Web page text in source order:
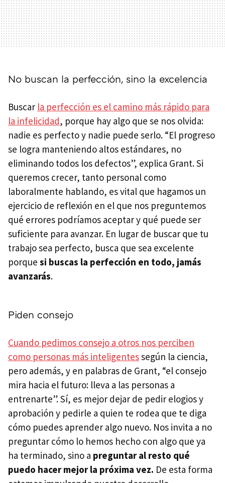
No buscan la perfección, sino la excelencia
Buscar la perfección es el camino más rápido para
la infelicidad, porque hay algo que se nos olvida:
nadie es perfecto y nadie puede serlo. “El progreso
se logra manteniendo altos estándares, no
eliminando todos los defectos”, explica Grant. Si
queremos crecer, tanto personal como
laboralmente hablando, es vital que hagamos un
ejercicio de reflexión en el que nos preguntemos
qué errores podríamos aceptar y qué puede ser
suficiente para avanzar. En lugar de buscar que tu
trabajo sea perfecto, busca que sea excelente
porque si buscas la perfección en todo, jamás
avanzarás.
Piden consejo
Cuando pedimos consejo a otros nos perciben
como personas más inteligentessegún la ciencia,
pero además, y en palabras de Grant, “el consejo
mira hacia el futuro: lleva a las personas a
entrenarte”. Sí, es mejor dejar de pedir elogios y
aprobación y pedirle a quien te rodea que te diga
cómo puedes aprender algo nuevo. Nos invita a no
preguntar cómo lo hemos hecho con algo que ya
ha terminado, sino a preguntar al resto qué
puedo hacer mejor la próxima vez. De esta forma